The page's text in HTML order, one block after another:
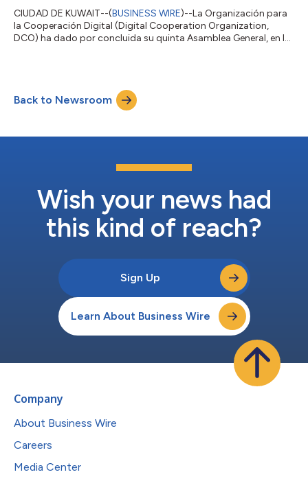
CIUDAD DE KUWAIT--(BUSINESS WIRE)--La Organización para
la Cooperación Digital (Digital Cooperation Organization,
DCO) ha dado por concluida su quinta Asamblea General, en la
inclusiva, confiable y escalable en la era de la IA. Convocada los
días 4 y 5 de febrero de 2026 bajo la presidencia del Estado de
Back to Newsroom
Wish your news had
this kind of reach?
Sign Up
Learn About Business Wire
Company
About Business Wire
Careers
Media Center